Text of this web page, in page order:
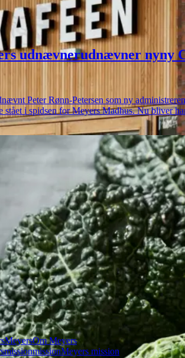
udnævnerudnævner nyny
Peter Rønn-Petersen som ny
stået i spidsen for Meyers Madhus. Nu bliver
MeyersOm Meyers
missionmissionMeyers mission